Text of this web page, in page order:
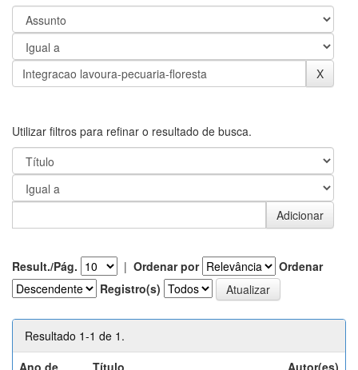
Utilizar filtros para refinar o resultado de busca.
Result./Pág. | Ordenar por
Ordenar
Registro(s)
Resultado 1-1 de 1.
Ano de
Título Autor(es)